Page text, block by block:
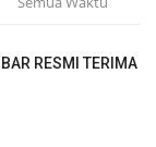
RESMI TERIMA